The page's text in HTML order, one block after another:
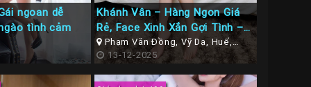
ngoan dễ
tình cảm
Khánh Vân – Hàng Ngon Giá
Rẻ, Face Xinh Xắn Gợi Tình –
Làm Tình Tuyệt Đỉnh Tại Gái
Gọi TP Huế
Phạm Văn Đồng, Vỹ Dạ, Huế,
Thừa Thiên Huế
13-12-2025